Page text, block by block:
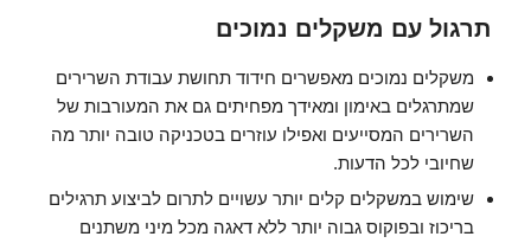
תרגול עם משקלים נמוכים
משקלים נמוכים מאפשרים חידוד תחושת עבודת השרירים
שמתרגלים באימון ומאידך מפחיתים גם את המעורבות של
השרירים המסייעים ואפילו עוזרים בטכניקה טובה יותר מה
שחיובי לכל הדעות.
שימוש במשקלים קלים יותר עשויים לתרום לביצוע תרגילים
בריכוז ובפוקוס גבוה יותר ללא דאגה מכל מיני משתנים